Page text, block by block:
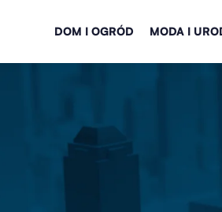
DOM I OGRÓD MODA I